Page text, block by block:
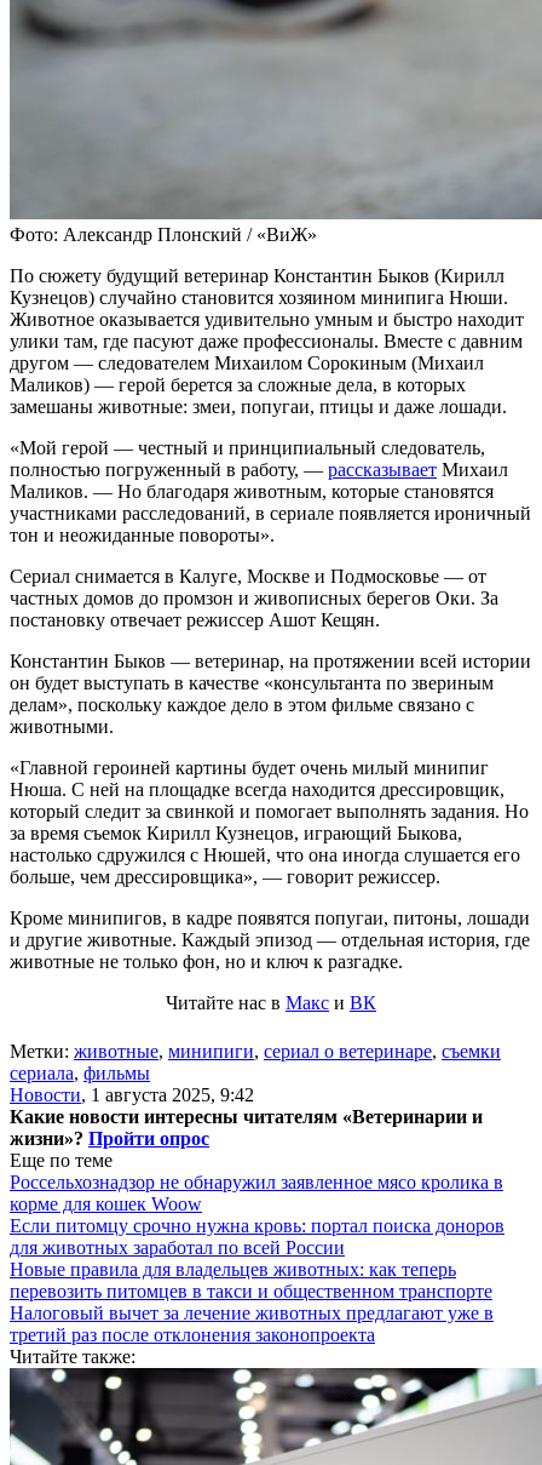
Фото: Александр Плонский / «ВиЖ»
По сюжету будущий ветеринар Константин Быков (Кирилл
Кузнецов) случайно становится хозяином минипига Нюши.
Животное оказывается удивительно умным и быстро находит
улики там, где пасуют даже профессионалы. Вместе с давним
другом — следователем Михаилом Сорокиным (Михаил
Маликов) — герой берется за сложные дела, в которых
замешаны животные: змеи, попугаи, птицы и даже лошади.
«Мой герой — честный и принципиальный следователь,
полностью погруженный в работу, — рассказывает Михаил
Маликов. — Но благодаря животным, которые становятся
участниками расследований, в сериале появляется ироничный
тон и неожиданные повороты».
Сериал снимается в Калуге, Москве и Подмосковье — от
частных домов до промзон и живописных берегов Оки. За
постановку отвечает режиссер Ашот Кещян.
Константин Быков — ветеринар, на протяжении всей истории
он будет выступать в качестве «консультанта по звериным
делам», поскольку каждое дело в этом фильме связано с
животными.
«Главной героиней картины будет очень милый минипиг
Нюша. С ней на площадке всегда находится дрессировщик,
который следит за свинкой и помогает выполнять задания. Но
за время съемок Кирилл Кузнецов, играющий Быкова,
настолько сдружился с Нюшей, что она иногда слушается его
больше, чем дрессировщика», — говорит режиссер.
Кроме минипигов, в кадре появятся попугаи, питоны, лошади
и другие животные. Каждый эпизод — отдельная история, где
животные не только фон, но и ключ к разгадке.
Читайте нас в Макс и ВК
Метки: животные, минипиги, сериал о ветеринаре, съемки
сериала, фильмы
Новости, 1 августа 2025, 9:42
Какие новости интересны читателям «Ветеринарии и
жизни»? Пройти опрос
Еще по теме
Россельхознадзор не обнаружил заявленное мясо кролика в
корме для кошек Woow
Если питомцу срочно нужна кровь: портал поиска доноров
для животных заработал по всей России
Новые правила для владельцев животных: как теперь
перевозить питомцев в такси и общественном транспорте
Налоговый вычет за лечение животных предлагают уже в
третий раз после отклонения законопроекта
Читайте также: